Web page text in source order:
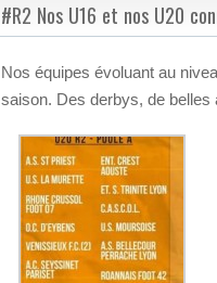
#R2 Nos U16 et nos U20
Nos équipes évoluant au
saison. Des derbys, de